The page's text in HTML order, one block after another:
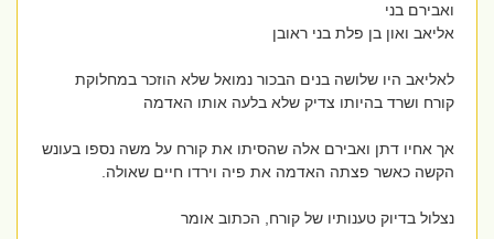
ואבירם בני
אליאב ואון בן פלת בני ראובן
לאליאב היו שלושה בנים הבכור נמואל שלא הוזכר במחלוקת
קורח ושרד בהיותו צדיק שלא בלעה אותו האדמה
אך אחיו דתן ואבירם אלה שהסיתו את קורח על משה נספו בעונש
הקשה כאשר פצתה האדמה את פיה וירדו חיים שאולה.
נצלול בדיוק טענותיו של קורח, הכתוב אומר